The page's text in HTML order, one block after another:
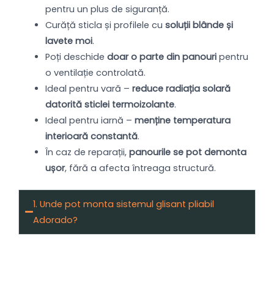
pentru un plus de siguranță.
Curăță sticla și profilele cu soluții blânde și
lavete moi.
Poți deschide doar o parte din panouripentru
o ventilație controlată.
Ideal pentru vară – reduce radiația solară
datorită sticlei termoizolante.
Ideal pentru iarnă – menține temperatura
interioară constantă.
În caz de reparații, panourile se pot demonta
ușor, fără a afecta întreaga structură.
1. Unde pot monta sistemul glisant pliabil
Adorado?